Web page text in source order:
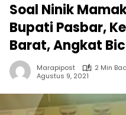
Soal Ninik
Bupati Pasbar,
Barat, Angkat
Marapipost
2 Min
Agustus 9, 2021